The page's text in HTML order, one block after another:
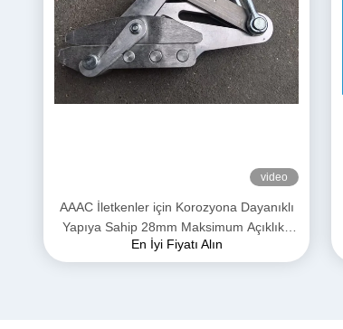
video
AAAC İletkenler için Korozyona Dayanıklı
Yapıya Sahip 28mm Maksimum Açıklıklı
Yüksek Mukavemetli Dövme Alüminyum
Alaşımlı Gergi Kelepçesi
En İyi Fiyatı Alın